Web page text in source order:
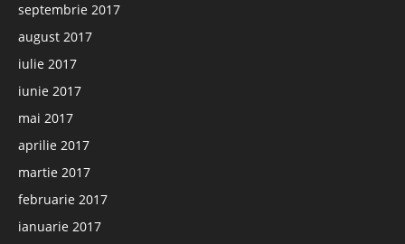
septembrie 2017
august 2017
iulie 2017
iunie 2017
mai 2017
aprilie 2017
martie 2017
februarie 2017
ianuarie 2017